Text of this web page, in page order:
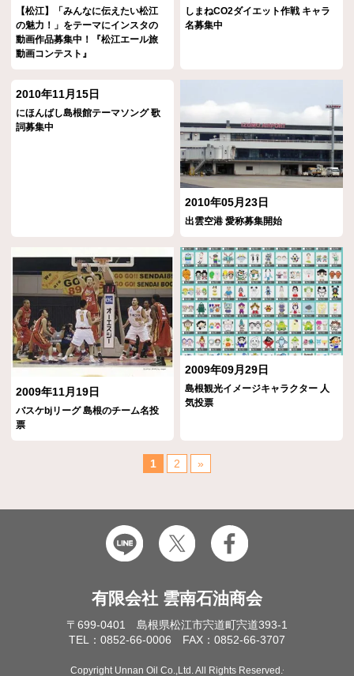
【松江】「みんなに伝えたい松江
の魅力！」をテーマにインスタの
動画作品募集中！『松江エール旅
動画コンテスト』
しまねCO2ダイエット作戦 キャラ
名募集中
2010年11月15日
にほんばし島根館テーマソング 歌
詞募集中
2010年05月23日
出雲空港 愛称募集開始
2009年11月19日
バスケbjリーグ 島根のチーム名投
票
2009年09月29日
島根観光イメージキャラクター 人
気投票
1 2 »
有限会社 雲南石油商会
〒699-0401 島根県松江市宍道町宍道393-1
TEL：0852-66-0006 FAX：0852-66-3707
Copyright Unnan Oil Co.,Ltd. All Rights Reserved.